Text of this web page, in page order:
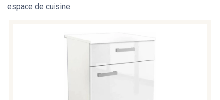
espace de cuisine.